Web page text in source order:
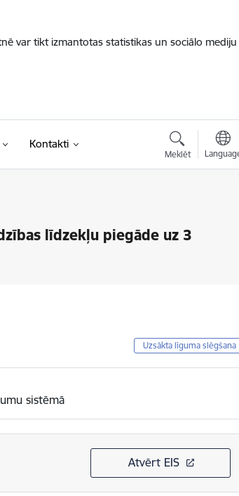
var tikt izmantotas statistikas un sociālo
Kontakti
Meklēt
līdzekļu piegāde uz 3
Uzsākta līguma slēgšana
sistēmā
Atvērt EIS